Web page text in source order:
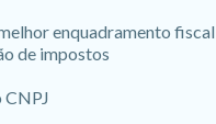
enquadramento fiscal
de impostos
CNPJ